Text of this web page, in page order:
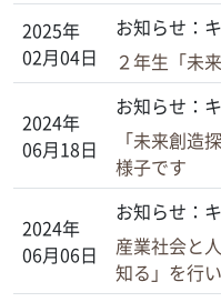
2025年
02月04日
お知らせ：
２年生「未
2024年
06月18日
お知らせ：
「未来創造
様子です
2024年
06月06日
お知らせ：
産業社会と
知る」を行